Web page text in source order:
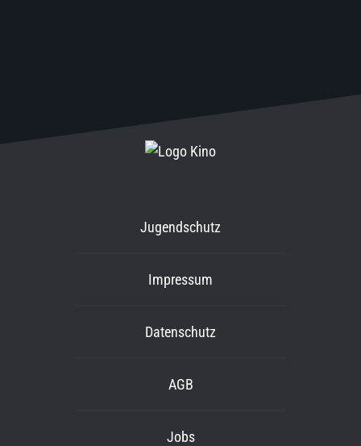
Jugendschutz
Impressum
Datenschutz
AGB
Jobs